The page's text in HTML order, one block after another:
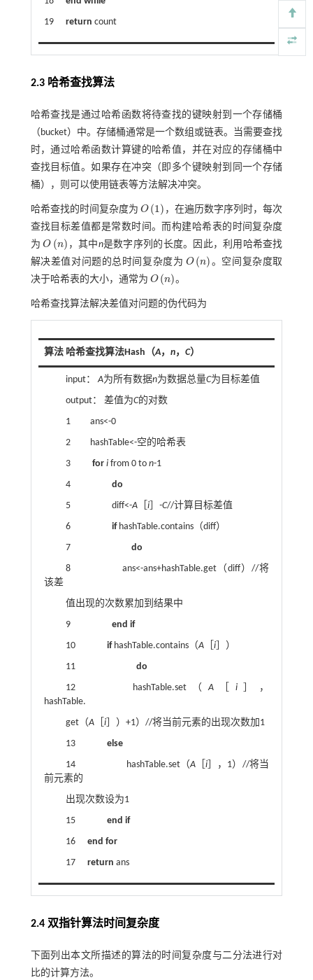
19 return count
2.3 哈希查找算法
哈希查找是通过哈希函数将待查找的键映射到一个存储桶
（bucket）中。存储桶通常是一个数组或链表。当需要查找
时，通过哈希函数计算键的哈希值，并在对应的存储桶中
查找目标值。如果存在冲突（即多个键映射到同一个存储
桶），则可以使用链表等方法解决冲突。
哈希查找的时间复杂度为 O (1)
O1
，在遍历数字序列时，每次
查找目标差值都是常数时间。而构建哈希表的时间复杂度
为 O (n)
On ，其中n是数字序列的长度。因此，利用哈希查找
解决差值对问题的总时间复杂度为 O (n)
On
。空间复杂度取
决于哈希表的大小，通常为 O (n)
On 。
哈希查找算法解决差值对问题的伪代码为
算法 哈希查找算法Hash（A， n， C）
input：A为所有数据n为数据总量C为目标差值
output： 差值为C的对数
1 ans<-0
2 hashTable<-空的哈希表
3for i from 0 ton-1
4do
5 diff<-A ［i ］-C//计算目标差值
6ifhashTable.contains（diff）
7do
8 ans<-ans+hashTable.get（diff）//将
该差
值出现的次数累加到结果中
9end if
10ifhashTable.contains（A ［i ］）
11do
12 hashTable.set（A［ i］，
hashTable.
get（A ［i ］）+1）//将当前元素的出现次数加1
13else
14 hashTable.set（A ［i ］，1）//将当
前元素的
出现次数设为1
15end if
16end for
17return ans
2.4 双指针算法时间复杂度
下面列出本文所描述的算法的时间复杂度与二分法进行对
比的计算方法。